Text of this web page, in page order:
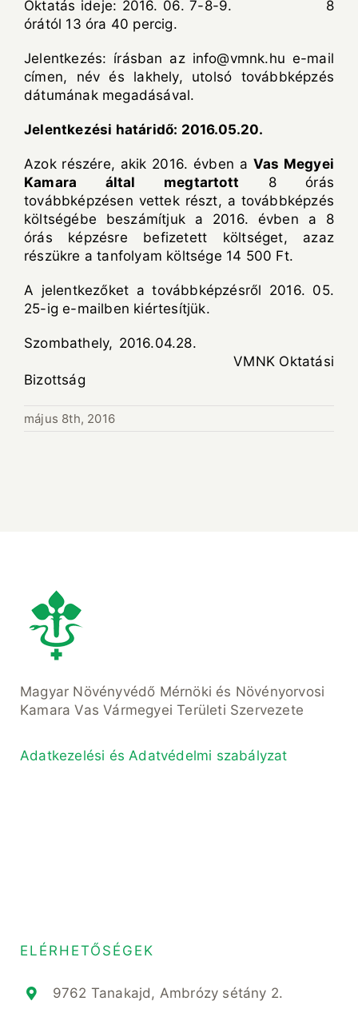
Oktatás ideje: 2016. 06. 7-8-9. 8
órától 13 óra 40 percig.
Jelentkezés: írásban az info@vmnk.hu e-mail
címen, név és lakhely, utolsó továbbképzés
dátumának megadásával.
Jelentkezési határidő: 2016.05.20.
Azok részére, akik 2016. évben a Vas Megyei
Kamara által megtartott 8 órás
továbbképzésen vettek részt, a továbbképzés
költségébe beszámítjuk a 2016. évben a 8
órás képzésre befizetett költséget, azaz
részükre a tanfolyam költsége 14 500 Ft.
A jelentkezőket a továbbképzésről 2016. 05.
25-ig e-mailben kiértesítjük.
Szombathely, 2016.04.28.
VMNK Oktatási
Bizottság
május 8th, 2016
Magyar Növényvédő Mérnöki és Növényorvosi
Kamara Vas Vármegyei Területi Szervezete
Adatkezelési és Adatvédelmi szabályzat
ELÉRHETŐSÉGEK
9762 Tanakajd, Ambrózy sétány 2.